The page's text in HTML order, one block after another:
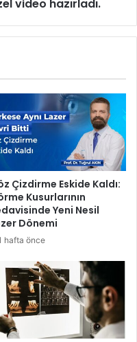
video hazırladı.
Çizdirme Eskide Kaldı:
Kusurlarının
Yeni Nesil
Dönemi
hafta önce